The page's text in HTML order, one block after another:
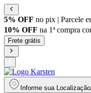
5% OFF no pix | Parcele
10% OFF na 1ª compra
Frete grátis
Informe sua Localização